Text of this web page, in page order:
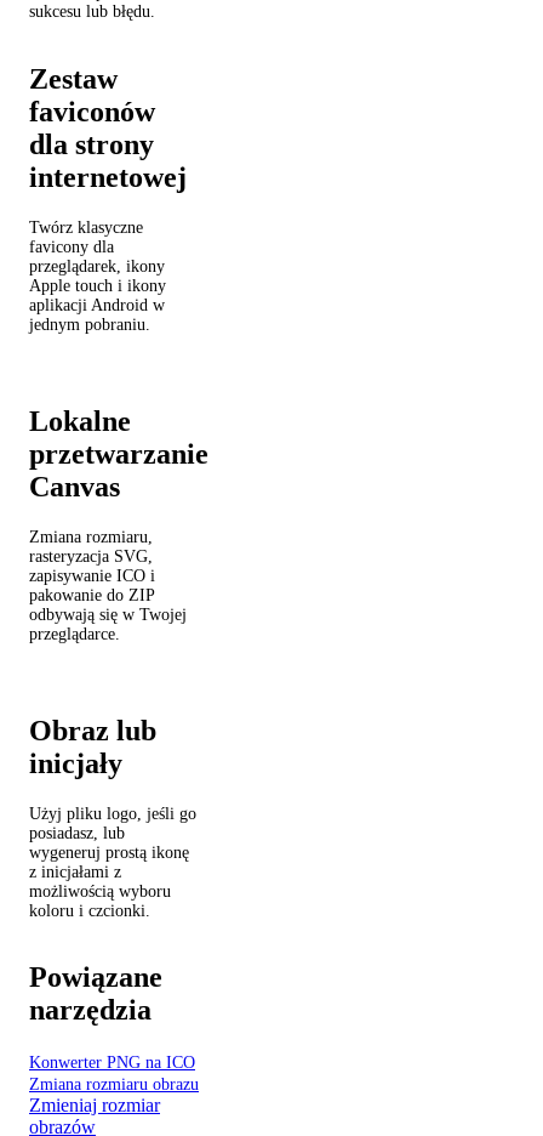
sukcesu lub błędu.
Zestaw
faviconów
dla strony
internetowej
Twórz klasyczne
favicony dla
przeglądarek, ikony
Apple touch i ikony
aplikacji Android w
jednym pobraniu.
Lokalne
przetwarzanie
Canvas
Zmiana rozmiaru,
rasteryzacja SVG,
zapisywanie ICO i
pakowanie do ZIP
odbywają się w Twojej
przeglądarce.
Obraz lub
inicjały
Użyj pliku logo, jeśli go
posiadasz, lub
wygeneruj prostą ikonę
z inicjałami z
możliwością wyboru
koloru i czcionki.
Powiązane
narzędzia
Konwerter PNG na ICO
Zmiana rozmiaru obrazu
Zmieniaj rozmiar
obrazów